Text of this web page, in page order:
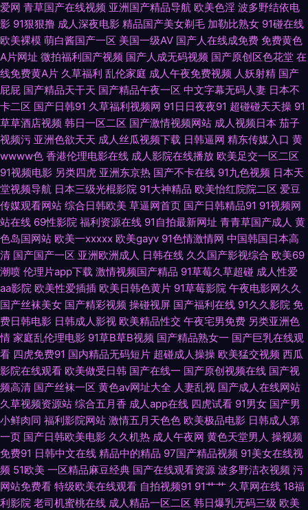
第一页 超碰伊人 国产精品成品人品 黄色亚洲网站 久久五月天av 老湿机导航
男人资源网 男人资源网 欧美国际黄色 五月香蕉91 午夜男女福利 91成人区
91久久大香蕉 97福利网 www国产传媒 超碰97综合 传媒精品国产9 福利导
航第一 国产精品迷奸 韩国精品一二三 九一茄子 蜜穴国产传媒 青青操久操视
频 三级成人日韩 偷拍电影 无码色网 午夜视频在线导航 伊人网综合楼 91成人
软件 97精品视频在线 操逼视频不卡 成人A网 国语狠狠干 九一茄子 玖玖伊热
欧美A∨在线观看 欧美性爱另类 青青国产区91 日韩操逼视频 日韩色图中文字
幕 深夜狼友 婷婷依依五月天 影音先锋黑丝高跟 91福利专区 91熟妇在线 91
在线网页 97视频日韩三级 白丝美女爆乳视频 超碰人人在线观看 大香蕉伊色
国产91在线不卡 黄色性交网 久久入口91 另类春色欧美 欧美成人图片 欧美伊
人大香蕉 日韩黄色网址 熟女3P内射国产 伪娘自慰网站 午夜福利院产业 91n
在线入口 91蜜臀导航 91性视频网 AV大香蕉 肏屄视频播放 福利社试看一分
钟 韩日一区二区三区 精品欧美成人 另类激情另类 青娱乐自拍视频 日韩中文
娱乐网 五月天狼友 中文字幕国产 91麻豆高清视频 99香蕉性爱 超碰另类 黑
丝自慰久草91 老司机激情影院 欧美瑟瑟 人人艹肏 三级国产视频 午夜在线电
爱网 青草国产在线视频 亚洲国产精品导航 欧美色淫 波多野结依电
影 91狠狠撸 成人深夜电影 精品国产美女剃毛 加勒比熟女 91碰在线
欧美裸模 萌白酱国产一区 美国一级AV 国产人在线成免费 免费黄色
A片网址 微拍福利国产视频 国产人成无码视频 国产原创区色花堂 在
线免费黄A片 久草福利 乱伦家庭 成人午夜免费视频 人妖射精 国产
屁屁 国产精品天干天 国产精品午夜一区 中文字幕无码人妻 日本不
卡二区 国产日韩91 久草福利视频网 91日日夜夜91 超碰碰天天操 91
草草酒店视频 韩日一区二区 国产激情视频网站 成人视频日本 茄子
视频污 亚洲色欲天天 成人丝瓜视频下载 日韩逼网 精东传媒入口 黄
wwww色 香港伦理电影在线 成人影院在线播放 欧美足交一区二区
91视频电影 另类四虎 亚洲东京热 国产不卡在线 91九色视频 日本天
堂视频导航 日本三级光棍影院 91大神精品 欧美怡红院院二区 爱豆
传媒观看网站 综合日韩欧美 草逼网首页 国产日韩精品91 91视频网
站在线 69性影院 福利资源在线 91自拍最新网址 青青草国产成人 黄
色岛国网站 欧美一xxxxx 欧美gayv 91色情激情网 中国韩国日本高
清 国产国产一区 亚洲欧洲成人 日韩在线 久久国产影视综合 欧美69
潮喷 伦理片app下载 激情视频国产精品 91草莓久草超碰 成人性爱
aa影院 欧美性爱插插 欧美日韩色黄片 91草莓影院 午夜电影网久久
国产丝袜美女 国产精彩视频 操碰视屏 国产福利在线 91久久影院 免
费日韩电影 日韩成人影视 欧美精品性交 午夜宅男免费 另类亚洲色
情 家庭乱伦理电影 91草B草B视频 国产精品熟女一 国产巨乳在线观
看 四虎免费91 国内精品无码短片 超碰成人操操 欧美猛交视频 西瓜
影院在线观看 欧美做受日韩 国产在线一 国产原创视频在线 国产视
频高清 国产丝袜一区 黄色av网址大全 人妻乱视 国产成人在线网站
久草视频资源站 综合五月香 成人app在线 四虎试看 91男女 国产男
小鲜肉同 福利影院网站 激情五月天色色 欧美极品电影 日韩成人第
一页 国产日韩欧美电影 久久机热 成人午夜网 黄色天堂男人 操视频
免费91 日韩中文在线 精品中的精品 97国产精品视频 91美女在线视
频 51欧美 一区精品麻豆经典 国产在线观看资源 波多野洁衣视频 污
网站免费看 特级欧美在线观看 自拍视频91 91艹艹 久草网在线 18福
利影院 老司机蜜桃在线 成人精品一区二区 韩日爆乳无码三级 欧美